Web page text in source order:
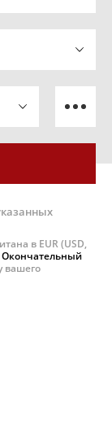
в EUR (USD,
Окончательный
вашего